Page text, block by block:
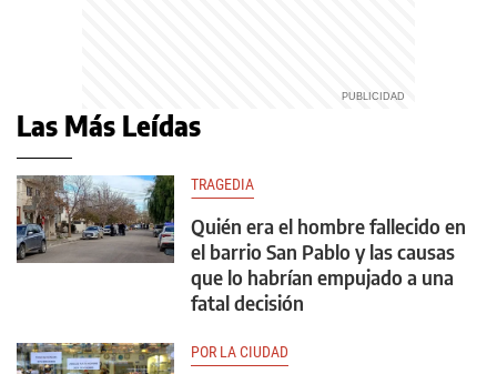
Las Más Leídas
TRAGEDIA
Quién era el hombre fallecido en
el barrio San Pablo y las causas
que lo habrían empujado a una
fatal decisión
POR LA CIUDAD